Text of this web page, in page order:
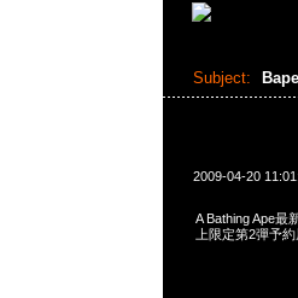
Subject:
2009-04-20
A Bathing Ape最
上限定第2彈予